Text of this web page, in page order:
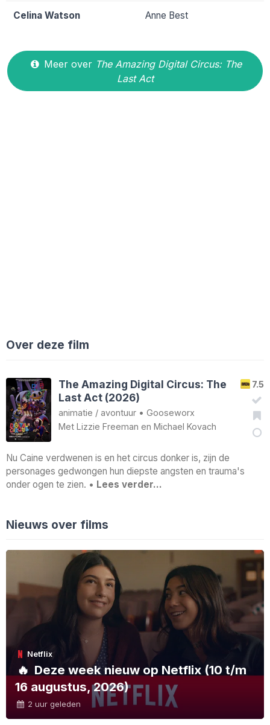
Celina Watson Anne Best
Meer over The Amazing Digital Circus: The
Last Act
Over deze film
7.5
The Amazing Digital Circus: The
Last Act (2026)
animatie / avontuur • Gooseworx
Met Lizzie Freeman en Michael Kovach
Nu Caine verdwenen is en het circus donker is, zijn de
personages gedwongen hun diepste angsten en trauma's
onder ogen te zien. • Lees verder…
Nieuws over films
Netflix
🔥 Deze week nieuw op Netflix (10 t/m
16 augustus, 2026)
2 uur geleden